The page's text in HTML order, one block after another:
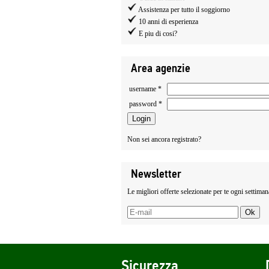
Assistenza per tutto il soggiorno
10 anni di esperienza
E piu di cosi?
Area agenzie
username *
password *
Non sei ancora registrato?
Newsletter
Le migliori offerte selezionate per te ogni